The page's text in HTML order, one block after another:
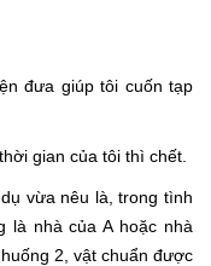
đưa giúp tôi cuốn tạp
gian của tôi thì chết.
vừa nêu là, trong tình
là nhà của A hoặc nhà
2, vật chuẩn được